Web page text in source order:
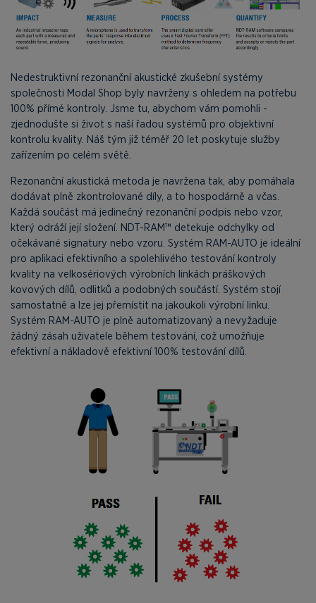
Nedestruktivní rezonanční akustické zkušební systémy
společnosti Modal Shop byly navrženy s ohledem na potřebu
100% přímé kontroly. Jsme tu, abychom vám pomohli -
zjednodušte si život s naší řadou systémů pro objektivní
kontrolu kvality. Náš tým již téměř 20 let poskytuje služby
zařízením po celém světě.
Rezonanční akustická metoda je navržena tak, aby pomáhala
dodávat plně zkontrolované díly, a to hospodárně a včas.
Každá součást má jedinečný rezonanční podpis nebo vzor,
který odráží její složení. NDT-RAM™ detekuje odchylky od
očekávané signatury nebo vzoru. Systém RAM-AUTO je ideální
pro aplikaci efektivního a spolehlivého testování kontroly
kvality na velkosériových výrobních linkách práškových
kovových dílů, odlitků a podobných součástí. Systém stojí
samostatně a lze jej přemístit na jakoukoli výrobní linku.
Systém RAM-AUTO je plně automatizovaný a nevyžaduje
žádný zásah uživatele během testování, což umožňuje
efektivní a nákladově efektivní 100% testování dílů.